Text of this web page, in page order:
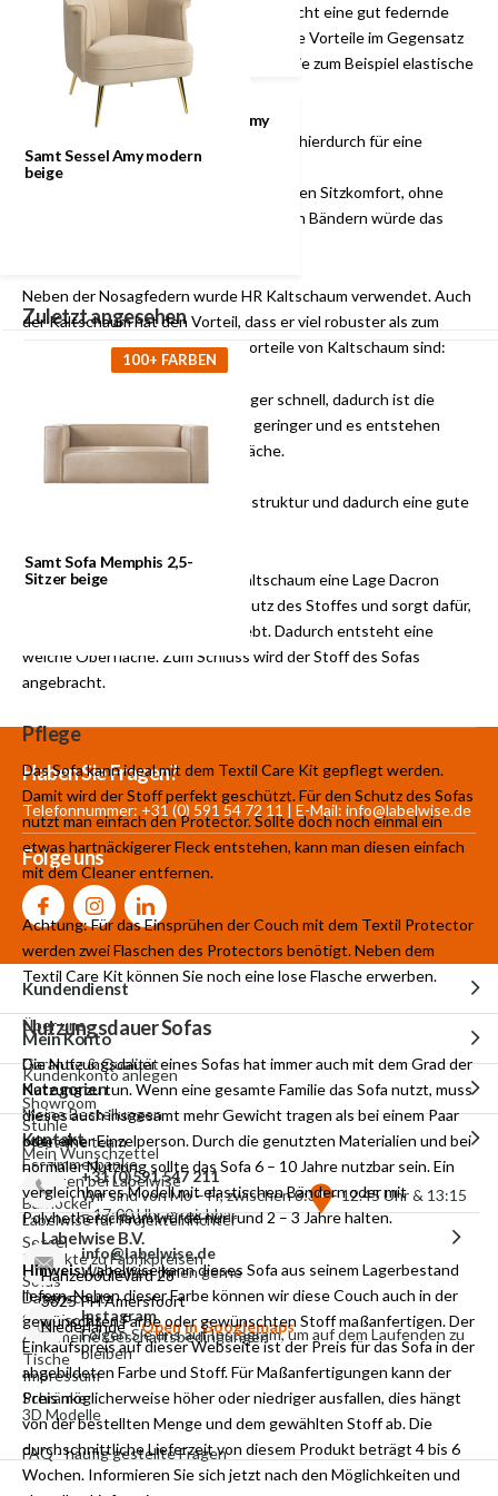
Holzkonstruktion gespannt und ermöglicht eine gut federnde
Sitzfläche. Die Nosagfederung hat einige Vorteile im Gegensatz
zu anderen günstigeren Alternativen, wie zum Beispiel elastische
Bänder.
Nosagfedern sind sehr stabil und hierdurch für eine
intensive Nutzung geeignet
Das Sofa hat einen langanhaltenden Sitzkomfort, ohne
dass es durchsitzt. Bei elastischen Bändern würde das
Neben der Nosagfedern wurde HR Kaltschaum verwendet. Auch
der Kaltschaum hat den Vorteil, dass er viel robuster als zum
Beispiel Polyhetherschaum ist. Vorteile von Kaltschaum sind:
HR-Kaltschaum sinkt weniger schnell, dadurch ist die
Chance auf Falten im Stoff geringer und es entstehen
kaum Kuhlen auf der Sitzfläche.
Hohe Federung
Offene und elastische Zellstruktur und dadurch eine gute
Außerdem wurde auf dem HR-Kaltschaum eine Lage Dacron
angebracht. Diese dient dem Schutz des Stoffes und sorgt dafür,
dass der Stoff sich nicht verschiebt. Dadurch entsteht eine
weiche Oberfläche. Zum Schluss wird der Stoff des Sofas
angebracht.
Pflege
Das Sofa kann ideal mit dem Textil Care Kit gepflegt werden.
Damit wird der Stoff perfekt geschützt. Für den Schutz des Sofas
nutzt man einfach den Protector. Sollte doch noch einmal ein
etwas hartnäckigerer Fleck entstehen, kann man diesen einfach
mit dem Cleaner entfernen.
Achtung: Für das Einsprühen der Couch mit dem Textil Protector
werden zwei Flaschen des Protectors benötigt. Neben dem
Textil Care Kit können Sie noch eine lose Flasche erwerben.
Nutzungsdauer Sofas
Die Nutzungsdauer eines Sofas hat immer auch mit dem Grad der
Nutzung zu tun. Wenn eine gesamte Familie das Sofa nutzt, muss
dieses auch insgesamt mehr Gewicht tragen als bei einem Paar
oder einer Einzelperson. Durch die genutzten Materialien und bei
normaler Nutzung sollte das Sofa 6 – 10 Jahre nutzbar sein. Ein
vergleichbares Modell mit elastischen Bändern oder mit
Polyhetherschaum würde nur rund 2 – 3 Jahre halten.
Hinweis: Labelwisekann dieses Sofa aus seinem Lagerbestand
liefern. Neben dieser Farbe können wir diese Couch auch in der
gewünschten Farbe oder gewünschten Stoff maßanfertigen. Der
Einkaufspreis auf dieser Webseite ist der Preis für das Sofa in der
abgebildeten Farbe und Stoff. Für Maßanfertigungen kann der
Preis möglicherweise höher oder niedriger ausfallen, dies hängt
vonderbestellten Menge und dem gewählten Stoff ab. Die
durchschnittlicheLieferzeitvon diesem Produkt beträgt 4 bis 6
Wochen. Informieren Sie sich jetzt nach den Möglichkeiten und
Samt Sessel Amy
Samt Sessel Amy modern
beige
Zuletzt angesehen
Samt Sofa Memphis 2,5-
Sitzer beige
100+ FARBEN
Mehr als 30.000
Produkte auf Lager
700 m²
Showroom
Produkte aus
eigener Produktion
Haben Sie Fragen?
Telefonnummer: +31 (0) 591 54 72 11 | E-Mail: info@labelwise.de
Folge uns
Kundendienst
Über uns
Garantie & Qualität
Showroom
Meet the team
Arbeiten bei Labelwise
Labelwise für Projekteinrichter
Produkte zu Fabrikpreisen
Datenschutz
Allgemeine Geschäftsbedingungen
Impressum
3D Modelle
FAQ - häufig gestellte Fragen
Mein Konto
Kundenkonto anlegen
Meine Bestellungen
Mein Wunschzettel
Kategorien
Stühle
Esszimmerbänke
Barhocker
Sessel
Sofas
Schlafsofas
Tische
Schränke
Kontakt
+31 (0)591 547 211
Wir sind von Mo – Fr, zwischen 8:30 – 12.45 Uhr & 13:15
– 17:00 Uhr erreichbar
info@labelwise.de
Wir helfen Ihnen gerne
Instagram
Folgen Sie uns auf Instagram, um auf dem Laufenden zu
bleiben
Labelwise B.V.
Hanzeboulevard 28
3825 PH Amersfoort
Niederlande
Open in Googlemaps